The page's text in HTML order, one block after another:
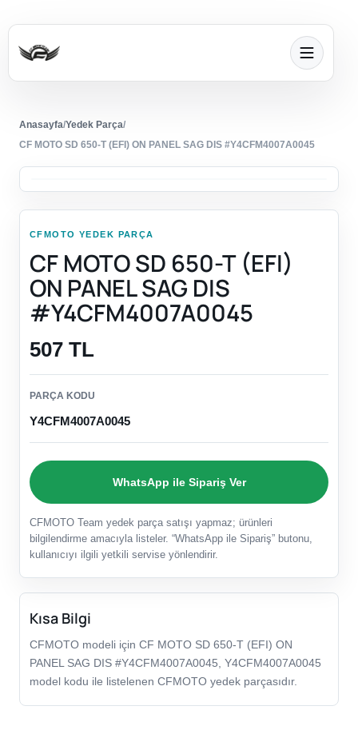
Anasayfa/Yedek Parça/
CF MOTO SD 650-T (EFI) ON PANEL SAG DIS #Y4CFM4007A0045
CFMOTO YEDEK PARÇA
CF MOTO SD 650-T (EFI)
ON PANEL SAG DIS
#Y4CFM4007A0045
507 TL
PARÇA KODU
Y4CFM4007A0045
WhatsApp ile Sipariş Ver
CFMOTO Team yedek parça satışı yapmaz; ürünleri
bilgilendirme amacıyla listeler. “WhatsApp ile Sipariş” butonu,
kullanıcıyı ilgili yetkili servise yönlendirir.
Kısa Bilgi
CFMOTO modeli için CF MOTO SD 650-T (EFI) ON
PANEL SAG DIS #Y4CFM4007A0045, Y4CFM4007A0045
model kodu ile listelenen CFMOTO yedek parçasıdır.